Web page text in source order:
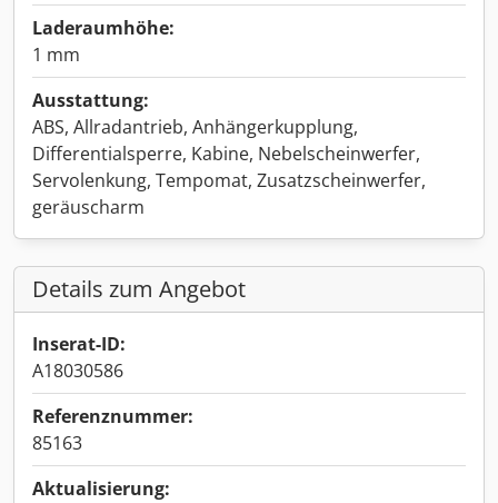
Laderaumhöhe:
1 mm
Ausstattung:
ABS, Allradantrieb, Anhängerkupplung,
Differentialsperre, Kabine, Nebelscheinwerfer,
Servolenkung, Tempomat, Zusatzscheinwerfer,
geräuscharm
Details zum Angebot
Inserat-ID:
A18030586
Referenznummer:
85163
Aktualisierung: